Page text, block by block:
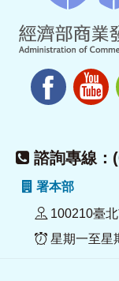
諮詢專線：
署本部
100210臺
星期一至星